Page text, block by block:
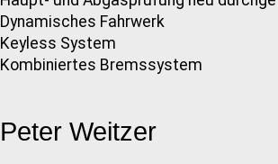
Dynamisches Fahrwerk
Keyless System
Kombiniertes Bremssystem
Peter Weitzer